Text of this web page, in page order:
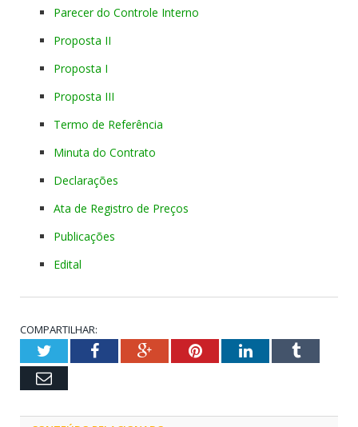
Parecer do Controle Interno
Proposta II
Proposta I
Proposta III
Termo de Referência
Minuta do Contrato
Declarações
Ata de Registro de Preços
Publicações
Edital
COMPARTILHAR:
TwitterFacebookGoogle+PinterestLinkedInTumblr
Email